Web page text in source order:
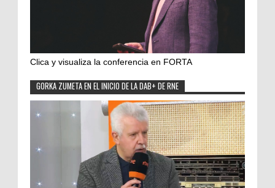
Clica y visualiza la conferencia en FORTA
GORKA ZUMETA EN EL INICIO DE LA DAB+ DE RNE